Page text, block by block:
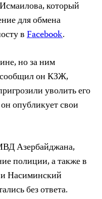
который
для обмена
вFacebook.
но за ним
сообщил он КЗЖ,
уволить его
опубликует свои
Азербайджана,
полиции, а также в
Насиминский
без ответа.